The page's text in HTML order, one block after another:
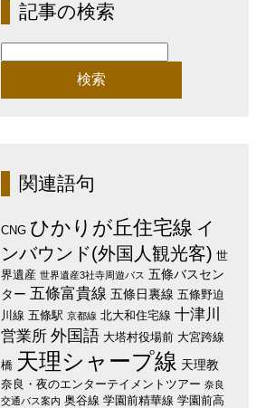
記事の検索
索:
関連語句
CNG ひかりが丘住宅線 イ
ンバウンド(外国人観光客) 世
界遺産 世界遺産3社寺周遊バス 五條バスセン
ター 五條富貴線 五條日裏線 五條野迫
川線 五條駅 京都線 北大和住宅線 十津川
営業所 外国語 大塔村役場前 大宮跨線
橋 天理シャープ線 天理教
奈良・夜のエンターテイメントツアー 奈良
交通バス案内 奥谷線 学園前精華線 学園前高